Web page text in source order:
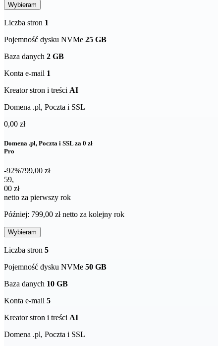
Wybieram
Liczba stron 1
Pojemność dysku NVMe 25 GB
Baza danych 2 GB
Konta e-mail 1
Kreator stron i treści AI
Domena .pl, Poczta i SSL
0,00 zł
Domena .pl, Poczta i SSL za 0 zł
Pro
-92%799,00 zł
59,00 zł netto za pierwszy rok
59,
00 zł
netto za pierwszy rok
Później: 799,00 zł netto za kolejny rok
Wybieram
Liczba stron 5
Pojemność dysku NVMe 50 GB
Baza danych 10 GB
Konta e-mail 5
Kreator stron i treści AI
Domena .pl, Poczta i SSL